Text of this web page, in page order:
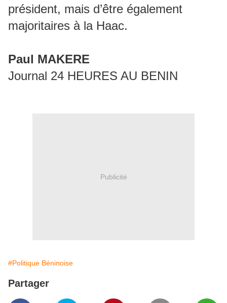
président, mais d’être également
majoritaires à la Haac.
Paul MAKERE
Journal 24 HEURES AU BENIN
Publicité
#Politique Béninoise
Partager